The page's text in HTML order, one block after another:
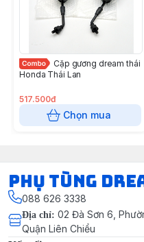
Cặp gương dream thái
Honda Thái Lan
517.500đ
Chọn mua
Phụ Tùng
088 626 3338
Địa chỉ: 02 Đà Sơn 6,
Quận Liên Chiểu